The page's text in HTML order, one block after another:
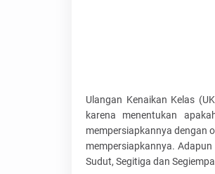
Ulangan Kenaikan Kelas
karena menentukan
mempersiapkannya dengan
mempersiapkannya.
Sudut, Segitiga dan